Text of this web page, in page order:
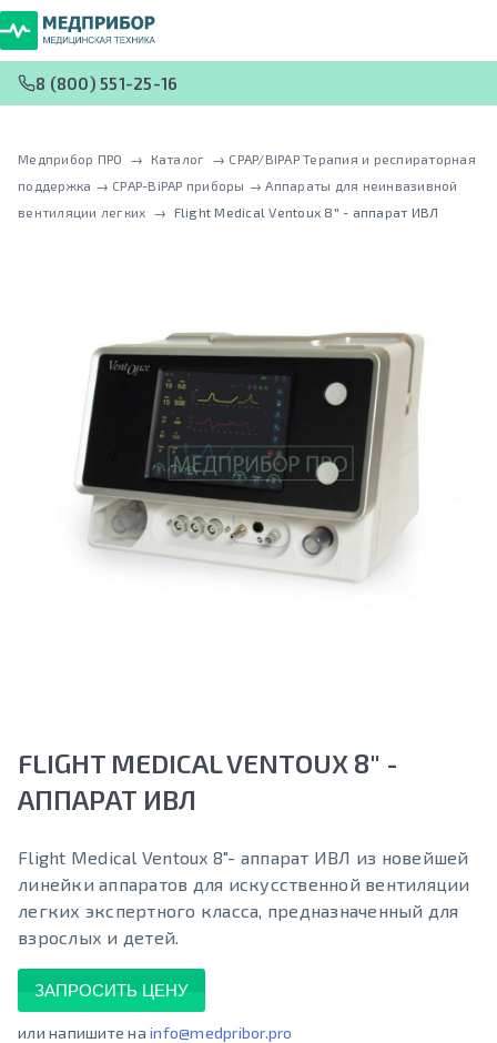
8 (800) 551-25-16
Медприбор ПРО → Каталог → CPAP/BIPAP Терапия и респираторная
поддержка → CPAP-BiPAP приборы → Аппараты для неинвазивной
вентиляции легких → Flight Medical Ventoux 8" - аппарат ИВЛ
FLIGHT MEDICAL VENTOUX 8" -
АППАРАТ ИВЛ
Flight Medical Ventoux 8"- аппарат ИВЛ из новейшей
линейки аппаратов для искусственной вентиляции
легких экспертного класса, предназначенный для
взрослых и детей.
ЗАПРОСИТЬ ЦЕНУ
или напишите на info@medpribor.pro